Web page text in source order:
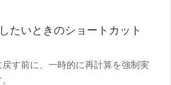
たいときのショートカット
す前に、一時的に再計算を強制実